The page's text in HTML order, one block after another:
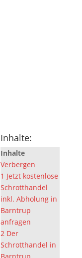
Inhalte:
Inhalte
Verbergen
1 Jetzt kostenlose
Schrotthandel
inkl. Abholung in
Barntrup
anfragen
2 Der
Schrotthandel in